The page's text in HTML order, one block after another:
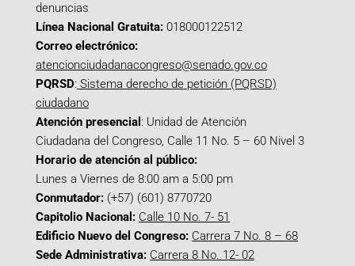
denuncias
Línea Nacional Gratuita: 018000122512
Correo electrónico:
atencionciudadanacongreso@senado.gov.co
PQRSD: Sistema derecho de petición (PQRSD)
ciudadano
Atención presencial : Unidad de Atención
Ciudadana del Congreso, Calle 11 No. 5 – 60 Nivel 3
Horario de atención al público:
Lunes a Viernes de 8:00 am a 5:00 pm
Conmutador: (+57) (601) 8770720
Capitolio Nacional: Calle 10 No. 7- 51
Edificio Nuevo del Congreso: Carrera 7 No. 8 – 68
Sede Administrativa: Carrera 8 No. 12- 02